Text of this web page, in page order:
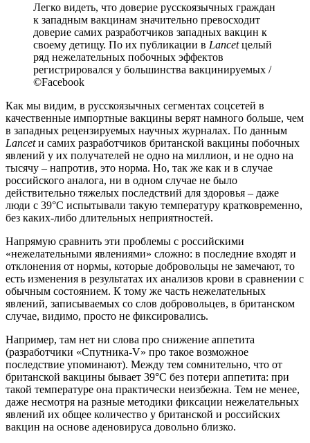
Легко видеть, что доверие русскоязычных граждан
к западным вакцинам значительно превосходит
доверие самих разработчиков западных вакцин к
своему детищу. По их публикации в Lancetцелый
ряд нежелательных побочных эффектов
регистрировался у большинства вакцинируемых /
©Facebook
Как мы видим, в русскоязычных сегментах соцсетей в
качественные импортные вакцины верят намного больше, чем
в западных рецензируемых научных журналах. По данным
Lancetи самих разработчиков британской вакцины побочных
явлений у их получателей не одно на миллион, и не одно на
тысячу – напротив, это норма. Но, так же как и в случае
российского аналога, ни в одном случае не было
действительно тяжелых последствий для здоровья – даже
люди с 39°C испытывали такую температуру кратковременно,
без каких-либо длительных неприятностей.
Напрямую сравнить эти проблемы с российскими
«нежелательными явлениями» сложно: в последние входят и
отклонения от нормы, которые добровольцы не замечают, то
есть изменения в результатах их анализов крови в сравнении с
обычным состоянием. К тому же часть нежелательных
явлений, записываемых со слов добровольцев, в британском
случае, видимо, просто не фиксировались.
Например, там нет ни слова про снижение аппетита
(разработчики «Спутника-V» про такое возможное
последствие упоминают). Между тем сомнительно, что от
британской вакцины бывает 39°C без потери аппетита: при
такой температуре она практически неизбежна. Тем не менее,
даже несмотря на разные методики фиксации нежелательных
явлений их общее количество у британской и российских
вакцин на основе аденовируса довольно близко.